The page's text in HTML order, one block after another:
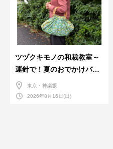
ツヅクキモノの和裁教室～
運針で！夏のおでかけバン
ダナバッグづくり～
東京・神楽坂
2026年8月16日(日)